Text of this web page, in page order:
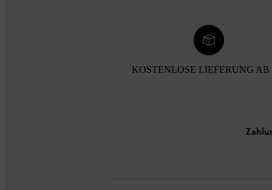
KOSTENLOSE LIEFERUNG AB